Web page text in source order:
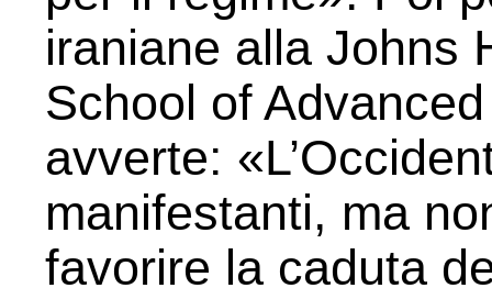
iraniane alla Johns
School of
avverte:
manifestanti, ma
favorire la caduta